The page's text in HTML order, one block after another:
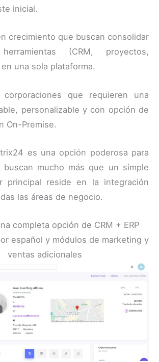
inicial.
crecimiento que buscan consolidar
(CRM, proyectos,
una sola plataforma.
que requieren una
personalizable y con opción de
On-Premise.
es una opción poderosa para
buscan mucho más que un simple
principal reside en la integración
las áreas de negocio.
completa opción de CRM + ERP
español y módulos de marketing y
ventas adicionales